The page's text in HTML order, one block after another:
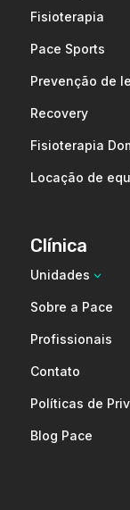
Fisioterapia
Pace Sports
Prevenção de
Recovery
Fisioterapia
Locação de
Clínica
Unidades 3
Sobre a Pace
Profissionais
Contato
Políticas de
Blog Pace